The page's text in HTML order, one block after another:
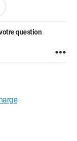
question